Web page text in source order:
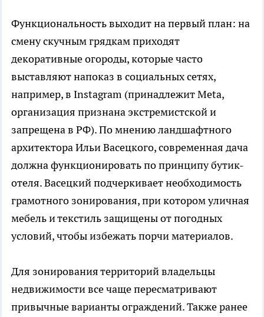
Функциональность выходит на первый план: на
смену скучным грядкам приходят
декоративные огороды, которые часто
выставляют напоказ в социальных сетях,
например, в Instagram (принадлежит Meta,
организация признана экстремистской и
запрещена в РФ). По мнению ландшафтного
архитектора Ильи Васецкого, современная дача
должна функционировать по принципу бутик-
отеля. Васецкий подчеркивает необходимость
грамотного зонирования, при котором уличная
мебель и текстиль защищены от погодных
условий, чтобы избежать порчи материалов.
Для зонирования территорий владельцы
недвижимости все чаще пересматривают
привычные варианты ограждений. Также ранее